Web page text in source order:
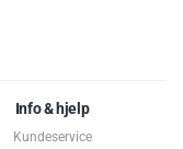
Info & hjelp
Kundeservice